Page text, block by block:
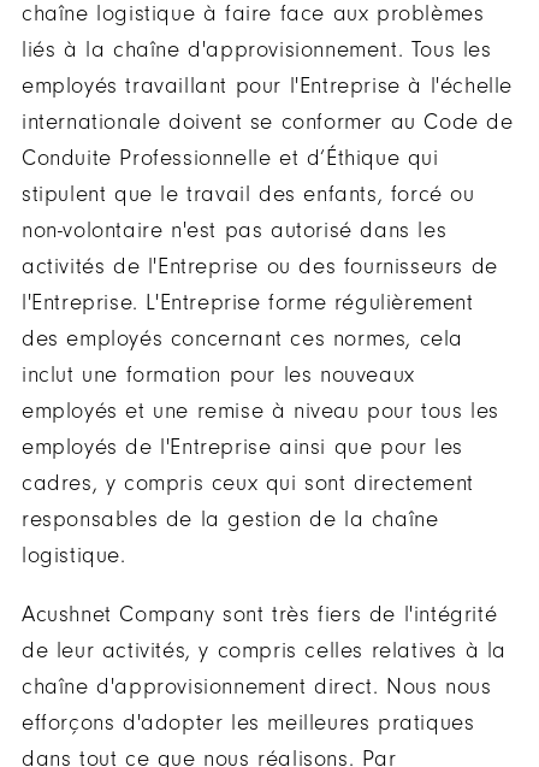
chaîne logistique à faire face aux problèmes
liés à la chaîne d'approvisionnement. Tous les
employés travaillant pour l'Entreprise à l'échelle
internationale doivent se conformer au Code de
Conduite Professionnelle et d’Éthique qui
stipulent que le travail des enfants, forcé ou
non-volontaire n'est pas autorisé dans les
activités de l'Entreprise ou des fournisseurs de
l'Entreprise. L'Entreprise forme régulièrement
des employés concernant ces normes, cela
inclut une formation pour les nouveaux
employés et une remise à niveau pour tous les
employés de l'Entreprise ainsi que pour les
cadres, y compris ceux qui sont directement
responsables de la gestion de la chaîne
logistique.
Acushnet Company sont très fiers de l'intégrité
de leur activités, y compris celles relatives à la
chaîne d'approvisionnement direct. Nous nous
efforçons d'adopter les meilleures pratiques
dans tout ce que nous réalisons. Par